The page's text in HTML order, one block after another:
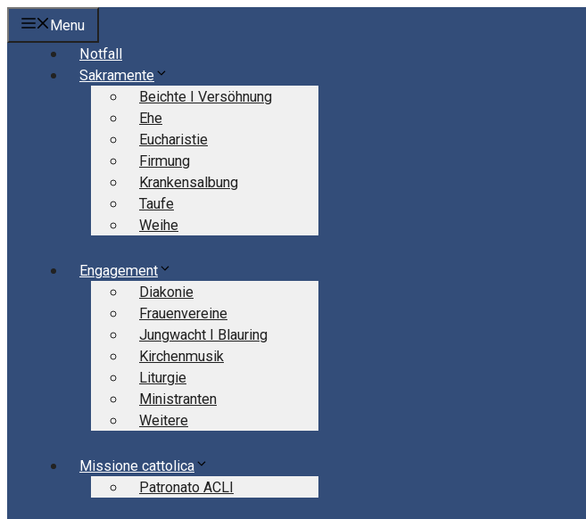
Springe
zum
Menu
Notfall
Sakramente
Beichte I Versöhnung
Ehe
Eucharistie
Firmung
Krankensalbung
Taufe
Weihe
Engagement
Diakonie
Frauenvereine
Jungwacht I Blauring
Kirchenmusik
Liturgie
Ministranten
Weitere
Missione cattolica
Patronato ACLI